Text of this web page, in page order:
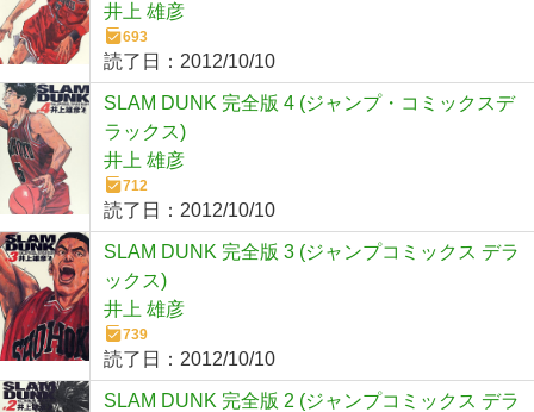
井上 雄彦
693
読了日： 2012/10/10
SLAM DUNK 完全版 4 (ジャンプ・コミックスデ
ラックス)
井上 雄彦
712
読了日： 2012/10/10
SLAM DUNK 完全版 3 (ジャンプコミックス デラ
ックス)
井上 雄彦
739
読了日： 2012/10/10
SLAM DUNK 完全版 2 (ジャンプコミックス デラ